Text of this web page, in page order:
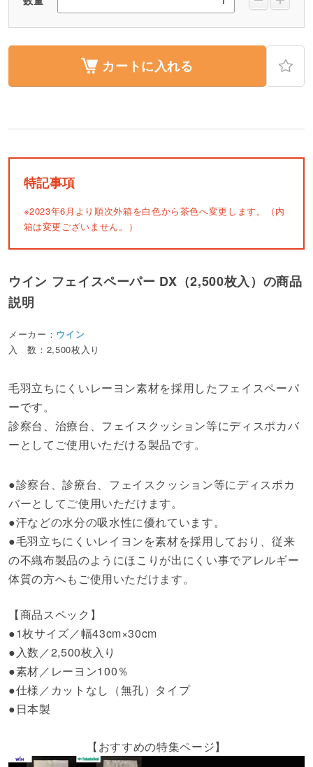
カートに入れる
特記事項
※2023年6月より順次外箱を白色から茶色へ変更します。（内
箱は変更ございません。）
ウイン フェイスペーパー DX（2,500枚入）の商品
説明
メーカー： ウイン
入 数：2,500枚入り
毛羽立ちにくいレーヨン素材を採用したフェイスペーパ
ーです。
診察台、治療台、フェイスクッション等にディスポカバ
ーとしてご使用いただける製品です。
●診察台、診療台、フェイスクッション等にディスポカ
バーとしてご使用いただけます。
●汗などの水分の吸水性に優れています。
●毛羽立ちにくいレイヨンを素材を採用しており、従来
の不織布製品のようにほこりが出にくい事でアレルギー
体質の方へもご使用いただけます。
【商品スペック】
●1枚サイズ／幅43cm×30cm
●入数／2,500枚入り
●素材／レーヨン100％
●仕様／カットなし（無孔）タイプ
●日本製
【おすすめの特集ページ】